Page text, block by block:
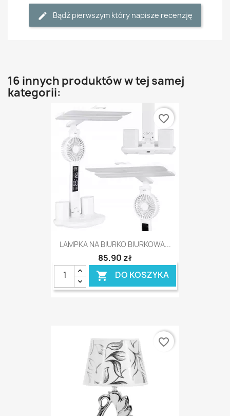
Bądź pierwszym który napisze recenzję
16 innych produktów w tej samej
kategorii:
LAMPKA NA BIURKO BIURKOWA...
85,90 zł
 DO KOSZYKA
favorite_border
favorite_border